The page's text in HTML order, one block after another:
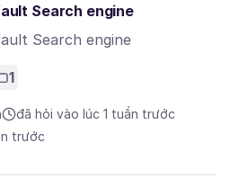
Search engine
Search engine
1
đã hỏi vào lúc 1 tuần trước
trước